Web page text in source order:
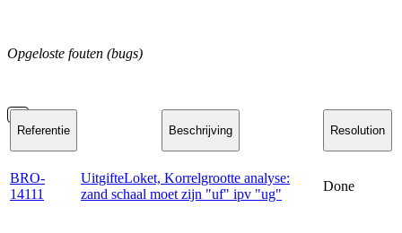
Opgeloste fouten (bugs)
Referentie Beschrijving Resolution
BRO-
14111
UitgifteLoket, Korrelgrootte analyse:
zand schaal moet zijn "uf" ipv "ug"
Done